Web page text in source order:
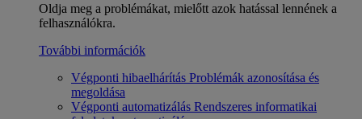
Oldja meg a problémákat, mielőtt azok hatással lennének a
felhasználókra.
További információk
Végponti hibaelhárítás Problémák azonosítása és
megoldása
Végponti automatizálás Rendszeres informatikai